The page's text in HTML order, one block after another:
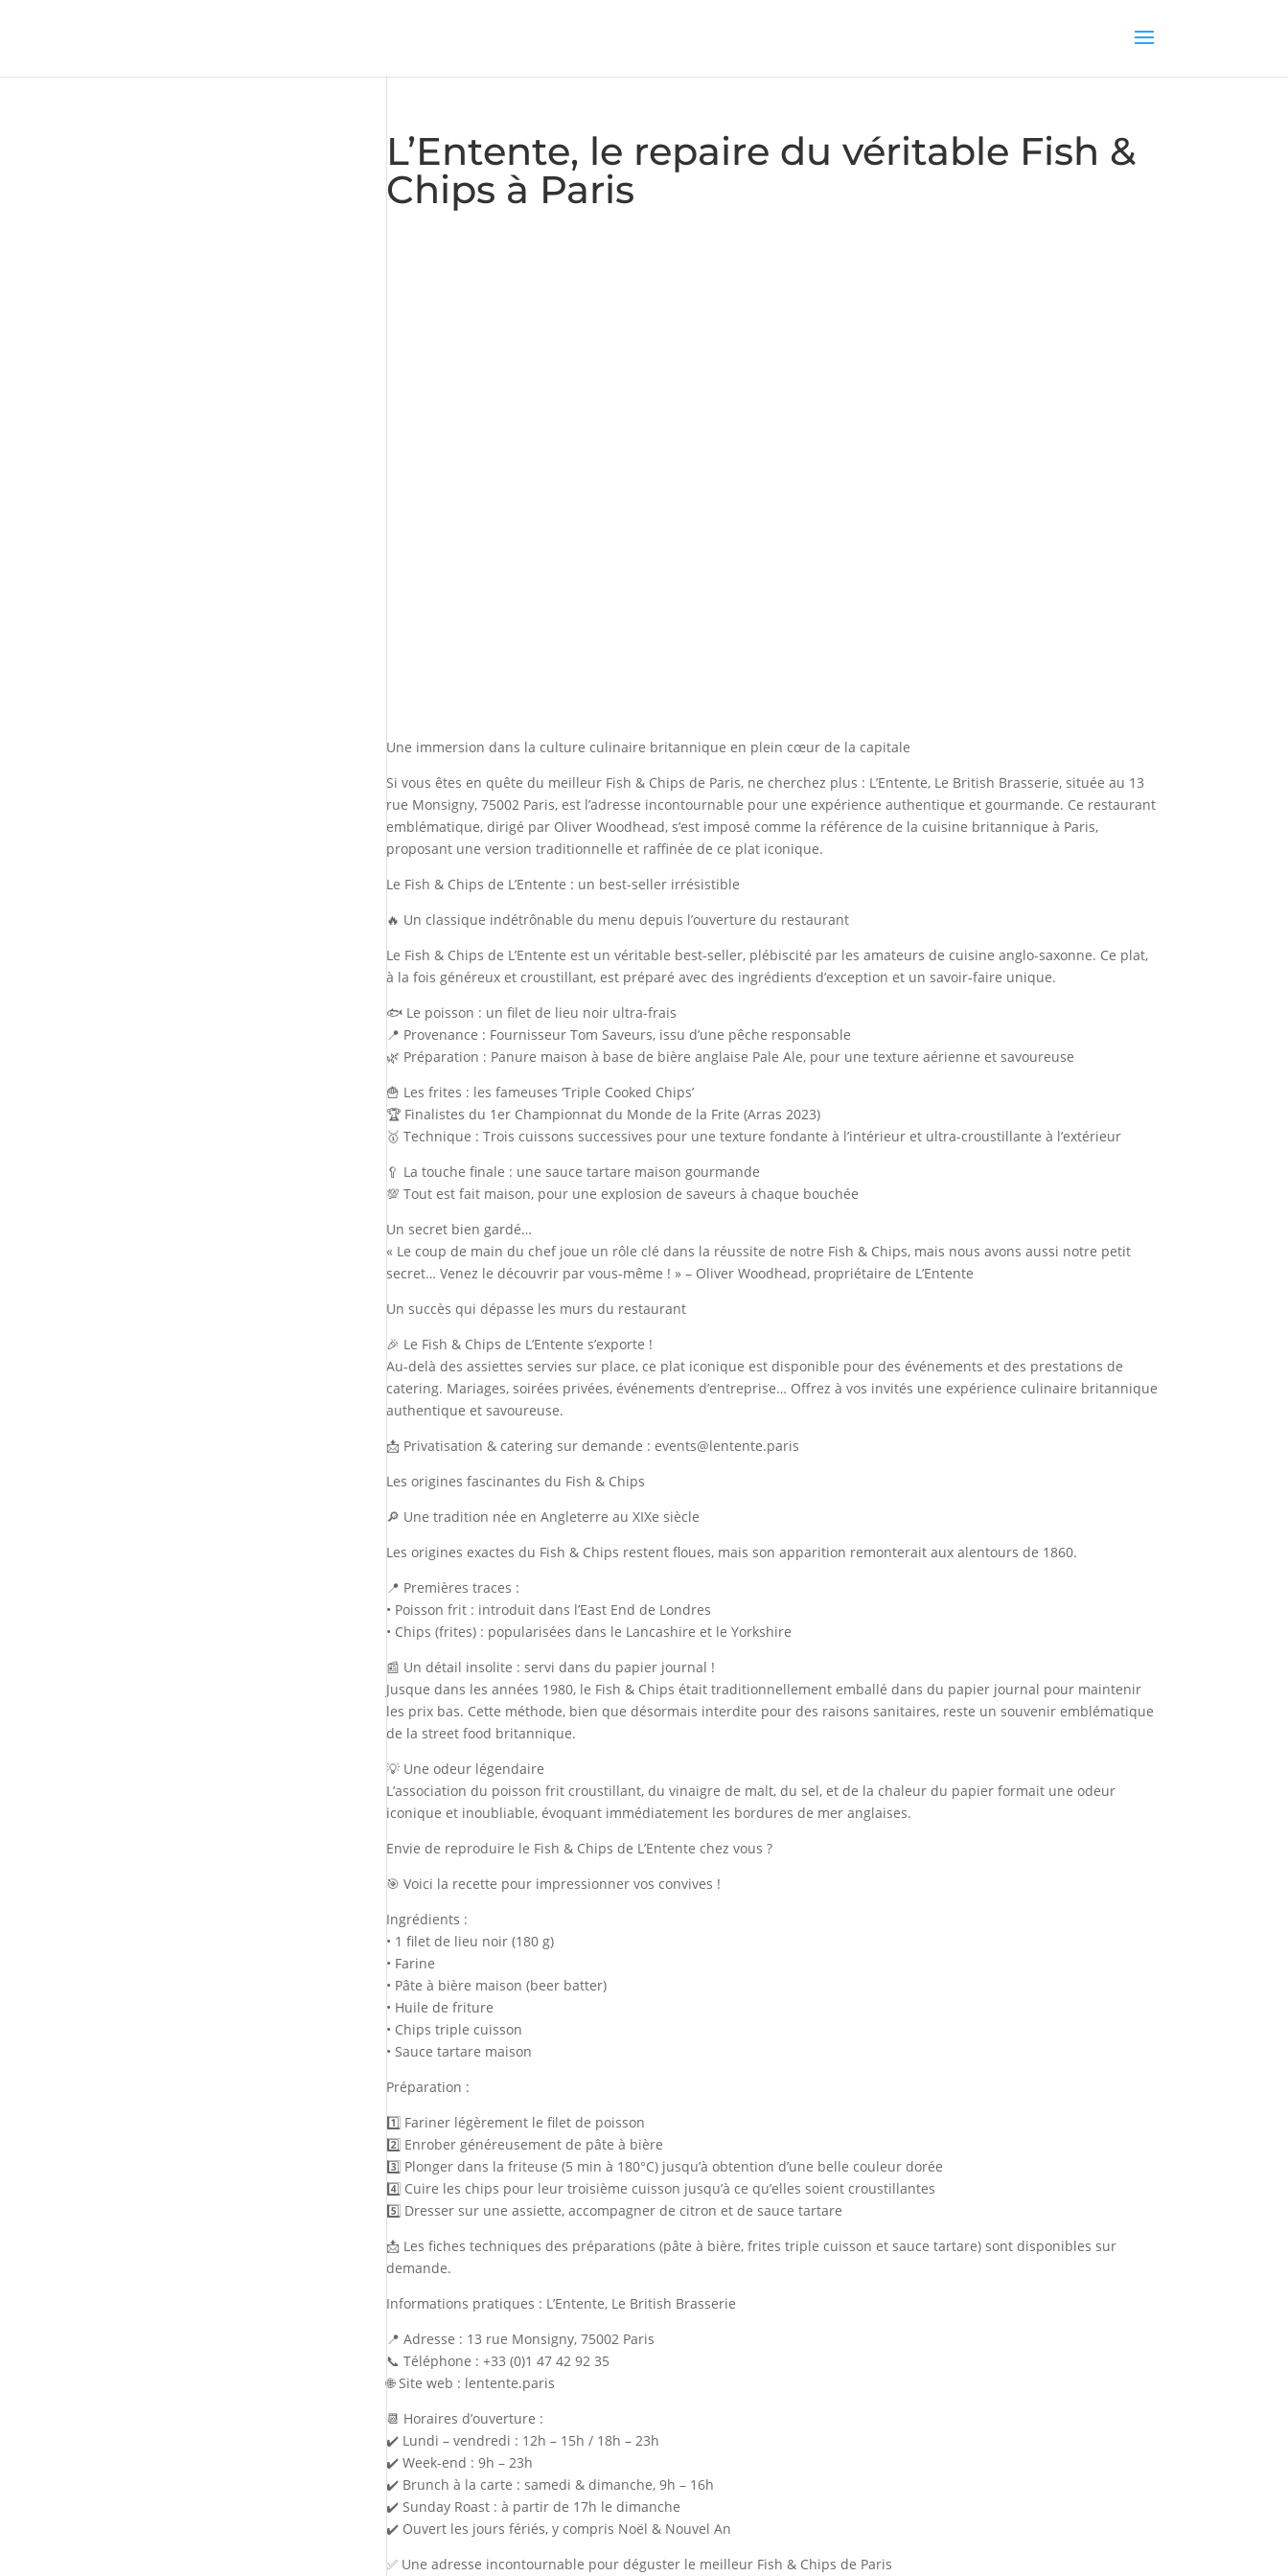
L’Entente, le repaire du véritable Fish &
Chips à Paris
Une immersion dans la culture culinaire britannique en plein cœur de la capitale
Si vous êtes en quête du meilleur Fish & Chips de Paris, ne cherchez plus : L’Entente, Le British Brasserie, située au 13
rue Monsigny, 75002 Paris, est l’adresse incontournable pour une expérience authentique et gourmande. Ce restaurant
emblématique, dirigé par Oliver Woodhead, s’est imposé comme la référence de la cuisine britannique à Paris,
proposant une version traditionnelle et raffinée de ce plat iconique.
Le Fish & Chips de L’Entente : un best-seller irrésistible
🔥 Un classique indétrônable du menu depuis l’ouverture du restaurant
Le Fish & Chips de L’Entente est un véritable best-seller, plébiscité par les amateurs de cuisine anglo-saxonne. Ce plat,
à la fois généreux et croustillant, est préparé avec des ingrédients d’exception et un savoir-faire unique.
🐟 Le poisson : un filet de lieu noir ultra-frais
📍 Provenance : Fournisseur Tom Saveurs, issu d’une pêche responsable
🌿 Préparation : Panure maison à base de bière anglaise Pale Ale, pour une texture aérienne et savoureuse
🍟 Les frites : les fameuses ‘Triple Cooked Chips’
🏆 Finalistes du 1er Championnat du Monde de la Frite (Arras 2023)
🥇 Technique : Trois cuissons successives pour une texture fondante à l’intérieur et ultra-croustillante à l’extérieur
🥄 La touche finale : une sauce tartare maison gourmande
💯 Tout est fait maison, pour une explosion de saveurs à chaque bouchée
Un secret bien gardé…
« Le coup de main du chef joue un rôle clé dans la réussite de notre Fish & Chips, mais nous avons aussi notre petit
secret… Venez le découvrir par vous-même ! » – Oliver Woodhead, propriétaire de L’Entente
Un succès qui dépasse les murs du restaurant
🎉 Le Fish & Chips de L’Entente s’exporte !
Au-delà des assiettes servies sur place, ce plat iconique est disponible pour des événements et des prestations de
catering. Mariages, soirées privées, événements d’entreprise… Offrez à vos invités une expérience culinaire britannique
authentique et savoureuse.
📩 Privatisation & catering sur demande : events@lentente.paris
Les origines fascinantes du Fish & Chips
🔎 Une tradition née en Angleterre au XIXe siècle
Les origines exactes du Fish & Chips restent floues, mais son apparition remonterait aux alentours de 1860.
📍 Premières traces :
• Poisson frit : introduit dans l’East End de Londres
• Chips (frites) : popularisées dans le Lancashire et le Yorkshire
📰 Un détail insolite : servi dans du papier journal !
Jusque dans les années 1980, le Fish & Chips était traditionnellement emballé dans du papier journal pour maintenir
les prix bas. Cette méthode, bien que désormais interdite pour des raisons sanitaires, reste un souvenir emblématique
de la street food britannique.
💡 Une odeur légendaire
L’association du poisson frit croustillant, du vinaigre de malt, du sel, et de la chaleur du papier formait une odeur
iconique et inoubliable, évoquant immédiatement les bordures de mer anglaises.
Envie de reproduire le Fish & Chips de L’Entente chez vous ?
🎯 Voici la recette pour impressionner vos convives !
Ingrédients :
• 1 filet de lieu noir (180 g)
• Farine
• Pâte à bière maison (beer batter)
• Huile de friture
• Chips triple cuisson
• Sauce tartare maison
Préparation :
1️⃣ Fariner légèrement le filet de poisson
2️⃣ Enrober généreusement de pâte à bière
3️⃣ Plonger dans la friteuse (5 min à 180°C) jusqu’à obtention d’une belle couleur dorée
4️⃣ Cuire les chips pour leur troisième cuisson jusqu’à ce qu’elles soient croustillantes
5️⃣ Dresser sur une assiette, accompagner de citron et de sauce tartare
📩 Les fiches techniques des préparations (pâte à bière, frites triple cuisson et sauce tartare) sont disponibles sur
demande.
Informations pratiques : L’Entente, Le British Brasserie
📍 Adresse : 13 rue Monsigny, 75002 Paris
📞 Téléphone : +33 (0)1 47 42 92 35
🌐 Site web : lentente.paris
📆 Horaires d’ouverture :
✔️ Lundi – vendredi : 12h – 15h / 18h – 23h
✔️ Week-end : 9h – 23h
✔️ Brunch à la carte : samedi & dimanche, 9h – 16h
✔️ Sunday Roast : à partir de 17h le dimanche
✔️ Ouvert les jours fériés, y compris Noël & Nouvel An
✅ Une adresse incontournable pour déguster le meilleur Fish & Chips de Paris